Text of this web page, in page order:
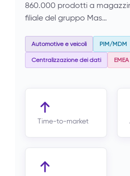
860.000 prodotti a
filiale del gruppo Mas…
Automotive e veicoli PIM/MDM
Centralizzazione dei dati EMEA
Time-to-market